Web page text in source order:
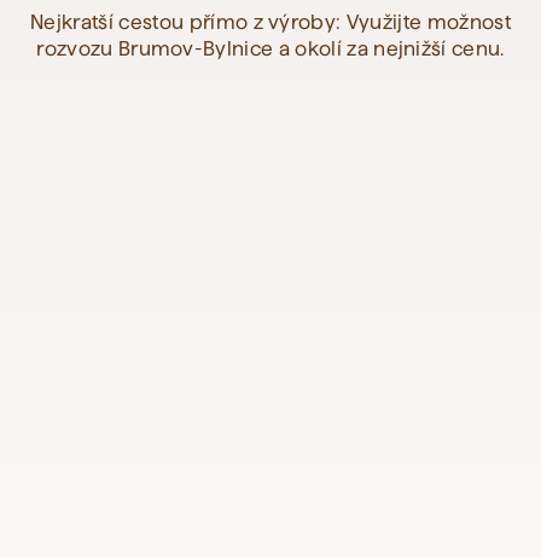
Nejkratší cestou přímo z výroby: Využijte možnost
rozvozu Brumov-Bylnice a okolí za nejnižší cenu.